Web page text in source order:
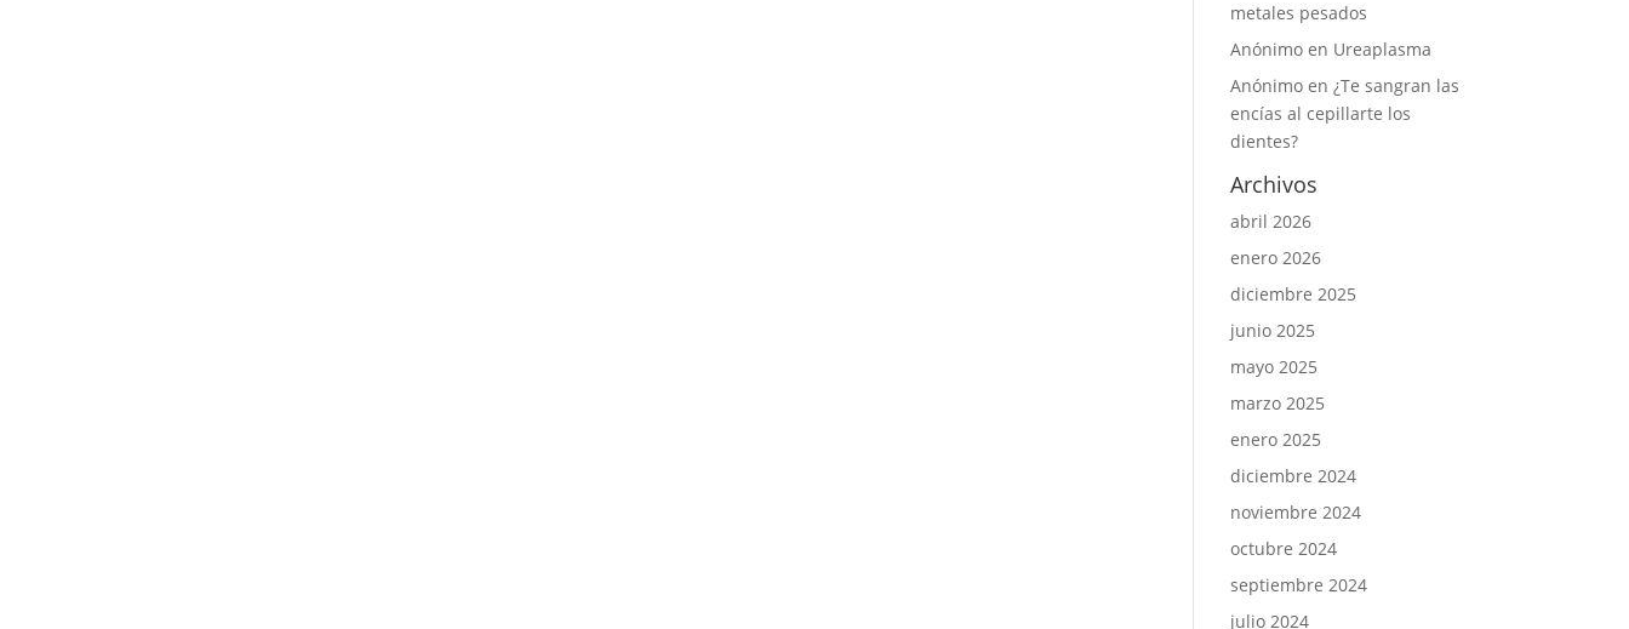
metales pesados
Anónimo en Ureaplasma
Anónimo en¿Te sangran las
encías al cepillarte los
dientes?
Archivos
abril 2026
enero 2026
diciembre 2025
junio 2025
mayo 2025
marzo 2025
enero 2025
diciembre 2024
noviembre 2024
octubre 2024
septiembre 2024
julio 2024